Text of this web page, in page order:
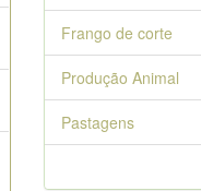
Frango de corte
Produção Animal
Pastagens